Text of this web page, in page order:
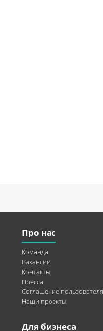
Про нас
Команда
Вакансии
Контакты
Пресса
Соглашение пользователя
Наши проекты
Для бизнеса